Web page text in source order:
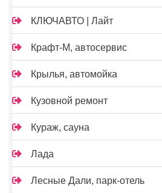
КЛЮЧАВТО | Лайт
Крафт-М, автосервис
Крылья, автомойка
Кузовной ремонт
Кураж, сауна
Лада
Лесные Дали, парк-отель